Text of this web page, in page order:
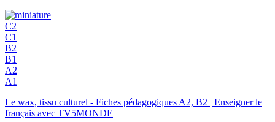
C2
C1
B2
B1
A2
A1
Le wax, tissu culturel - Fiches pédagogiques A2, B2 | Enseigner le
français avec TV5MONDE